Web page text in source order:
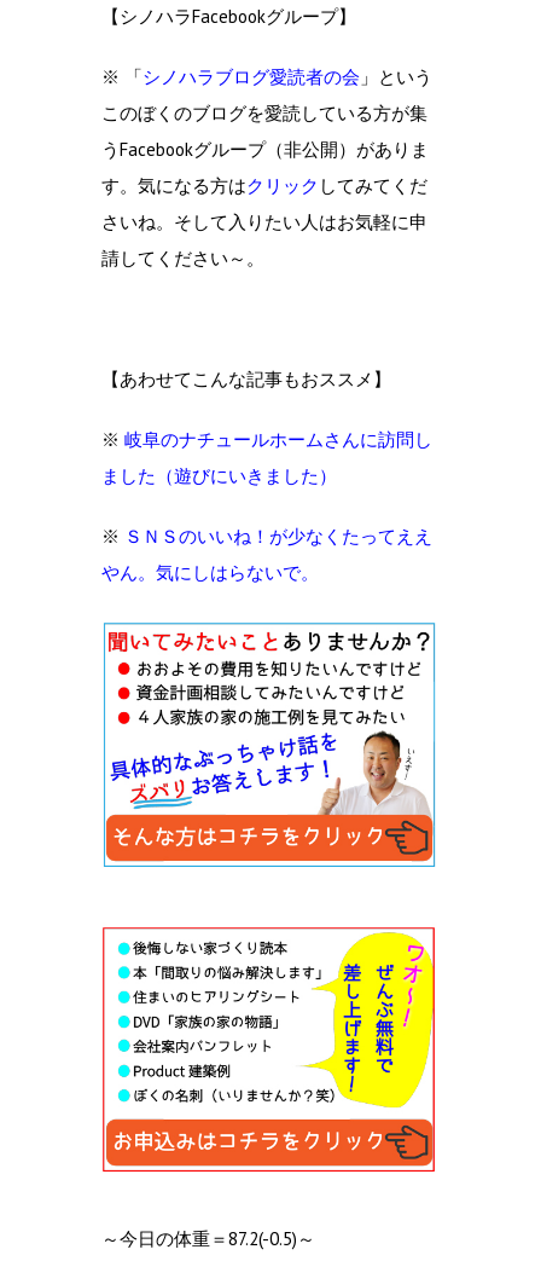
【シノハラFacebookグループ】
※ 「シノハラブログ愛読者の会 」という
このぼくのブログを愛読している方が集
うFacebookグループ（非公開）がありま
す。気になる方はクリック してみてくだ
さいね。そして入りたい人はお気軽に申
請してください～。
【あわせてこんな記事もおススメ】
※ 岐阜のナチュールホームさんに訪問し
ました（遊びにいきました）
※ ＳＮＳのいいね！が少なくたってええ
やん。気にしはらないで。
～今日の体重＝87.2(-0.5)～